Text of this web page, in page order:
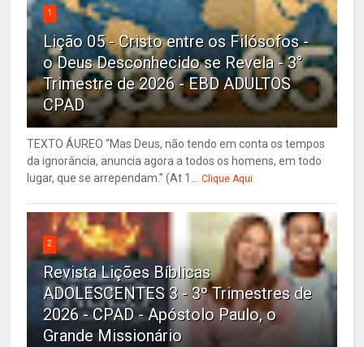
1
Lição 05 - Cristo entre os Filósofos -
o Deus Desconhecido se Revela - 3°
Trimestre de 2026 - EBD ADULTOS
CPAD
TEXTO ÁUREO “Mas Deus, não tendo em conta os tempos
da ignorância, anuncia agora a todos os homens, em todo
lugar, que se arrependam.” (At 1... Clique Aqui
2
Revista Lições Bíblicas
ADOLESCENTES 3 - 3º Trimestres de
2026 - CPAD - Apóstolo Paulo, o
Grande Missionário